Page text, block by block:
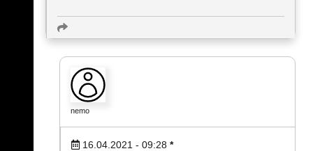
nemo
16.04.2021 - 09:28 *